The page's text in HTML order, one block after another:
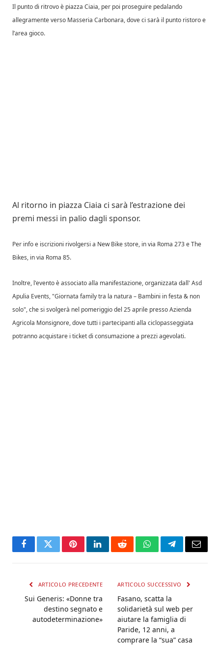
Il punto di ritrovo è piazza Ciaia, per poi proseguire pedalando
allegramente verso Masseria Carbonara, dove ci sarà il punto ristoro e
l’area gioco.
Al ritorno in piazza Ciaia ci sarà l’estrazione dei
premi messi in palio dagli sponsor.
Per info e iscrizioni rivolgersi a New Bike store, in via Roma 273 e The
Bikes, in via Roma 85.
Inoltre, l'evento è associato alla manifestazione, organizzata dall' Asd
Apulia Events, "Giornata family tra la natura – Bambini in festa & non
solo", che si svolgerà nel pomeriggio del 25 aprile presso Azienda
Agricola Monsignore, dove tutti i partecipanti alla ciclopasseggiata
potranno acquistare i ticket di consumazione a prezzi agevolati.
FacebookTwitterPinterestLinkedInRedditWhatsAppTelegramEmail
ARTICOLO PRECEDENTE
Sui Generis: «Donne tra
destino segnato e
autodeterminazione»
ARTICOLO SUCCESSIVO
Fasano, scatta la
solidarietà sul web per
aiutare la famiglia di
Paride, 12 anni, a
comprare la “sua” casa